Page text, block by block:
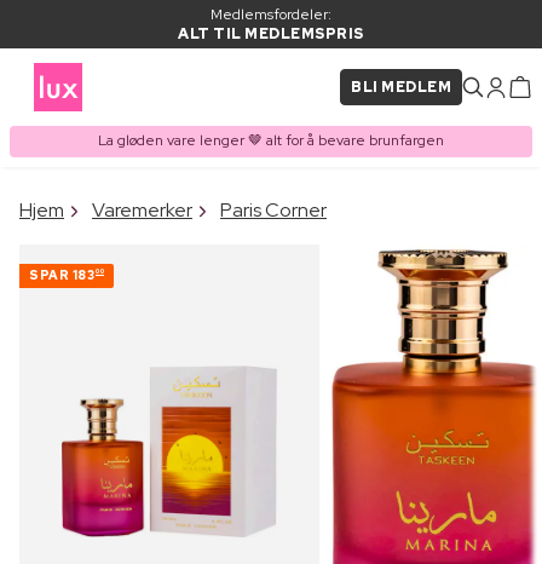
Medlemsfordeler:
ALT TIL MEDLEMSPRIS
BLI MEDLEM
La gløden vare lenger 🤎 alt for å bevare brunfargen
VARE LAGT I
Hjem Varemerker Paris Corner
SPAR 18300